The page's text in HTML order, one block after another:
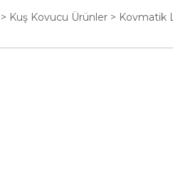
Kuş Kovucu Ürünler Kovmatik